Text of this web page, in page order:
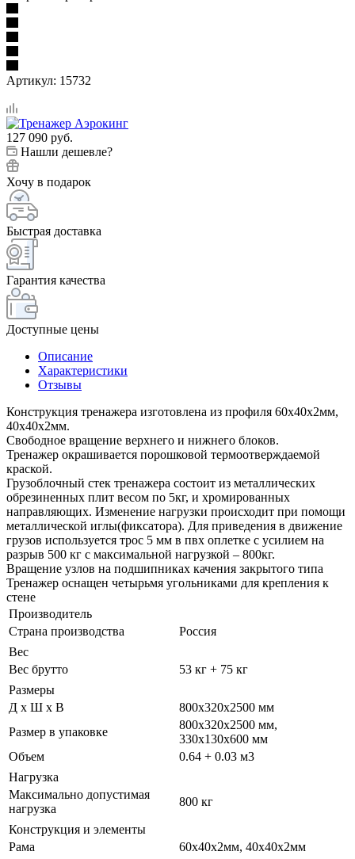
Артикул: 15732
127 090 руб.
Нашли дешевле?
Хочу в подарок
Быстрая доставка
Гарантия качества
Доступные цены
Описание
Характеристики
Отзывы
Конструкция тренажера изготовлена из профиля 60х40х2мм,
40х40х2мм.
Свободное вращение верхнего и нижнего блоков.
Тренажер окрашивается порошковой термоотверждаемой
краской.
Грузоблочный стек тренажера состоит из металлических
обрезиненных плит весом по 5кг, и хромированных
направляющих. Изменение нагрузки происходит при помощи
металлической иглы(фиксатора). Для приведения в движение
грузов используется трос 5 мм в пвх оплетке с усилием на
разрыв 500 кг с максимальной нагрузкой – 800кг.
Вращение узлов на подшипниках качения закрытого типа
Тренажер оснащен четырьмя угольниками для крепления к
стене
Производитель
Страна производства
Россия
Вес
Вес брутто
53 кг + 75 кг
Размеры
Д х Ш х В
800x320x2500 мм
Размер в упаковке
800x320x2500 мм,
330x130x600 мм
Объем
0.64 + 0.03 м3
Нагрузка
Максимально допустимая
нагрузка
800 кг
Конструкция и элементы
Рама
60х40х2мм, 40х40х2мм